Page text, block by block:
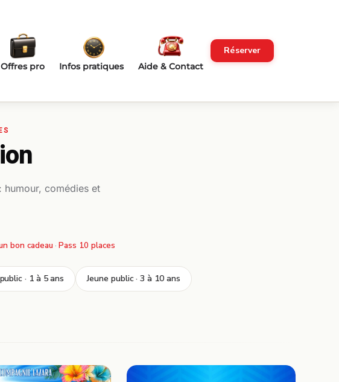
Offres pro Infos pratiques Aide & Contact
Réserver
humour, comédies et
bon cadeau · Pass 10 places
· 1 à 5 ans Jeune public · 3 à 10 ans